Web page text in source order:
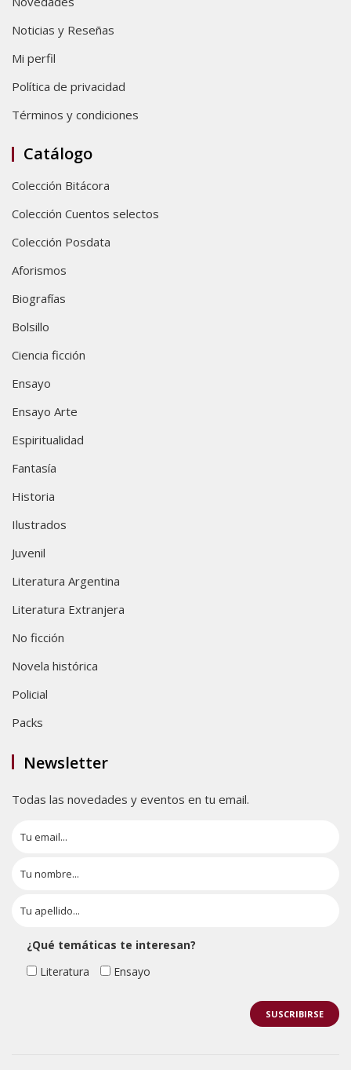
Noticias y Reseñas
Mi perfil
Política de privacidad
Términos y condiciones
Catálogo
Colección Bitácora
Colección Cuentos selectos
Colección Posdata
Aforismos
Biografías
Bolsillo
Ciencia ficción
Ensayo
Ensayo Arte
Espiritualidad
Fantasía
Historia
Ilustrados
Juvenil
Literatura Argentina
Literatura Extranjera
No ficción
Novela histórica
Policial
Packs
Newsletter
Todas las novedades y eventos en tu email.
¿Qué temáticas te interesan?
Literatura
Ensayo